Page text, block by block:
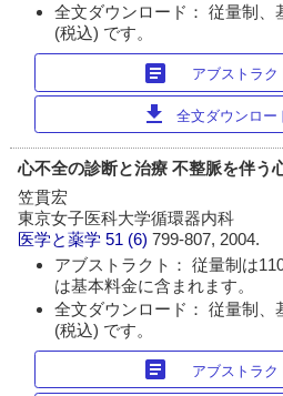
全文ダウンロード： 従量制、
(税込) です。
article アブストラク
download 全文ダウンロー
心不全の診断と治療 不整脈を伴う
笠貫宏
東京女子医科大学循環器内科
医学と薬学 51 (6)799-807, 2004.
アブストラクト： 従量制は
は基本料金に含まれます。
全文ダウンロード： 従量制、
(税込) です。
article アブストラク